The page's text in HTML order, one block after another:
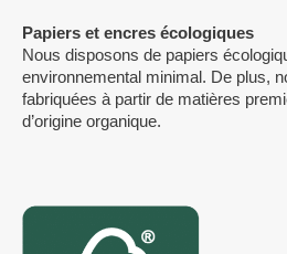
Papiers et encres écologiques
Nous disposons de papiers
environnemental minimal. De plus,
fabriquées à partir de matières
d’origine organique.